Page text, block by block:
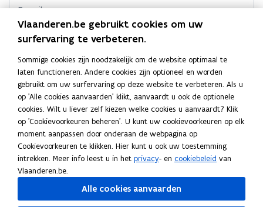
p
p
e
n
i
n
n
i
e
u
w
v
e
n
k
n
a
r
l
e
m
b
o
r
n
t
n
n
i
e
u
w
v
e
n
s
e
E-mail
communicatie.dkbuza@vlaanderen.be
Departement Kanselarij en Buitenlandse Zaken
Communicatie en Marketing
Marie-Elisabeth Belpairegebouw
Simon Bolivarlaan 17, 1000 Brussel, België
Routeplanner
p
e
n
t
i
n
Postadres
Departement Kanselarij en Buitenlandse Zaken
Communicatie en Marketing
Koning Albert II laan 15 bus 207, 1210 Brussel, België
Vlaanderen.be gebruikt cookies om uw
surfervaring te verbeteren.
Sommige cookies zijn noodzakelijk om de website optimaal te
laten functioneren. Andere cookies zijn optioneel en worden
gebruikt om uw surfervaring op deze website te verbeteren. Als u
op 'Alle cookies aanvaarden' klikt, aanvaardt u ook de optionele
cookies. Wilt u liever zelf kiezen welke cookies u aanvaardt? Klik
op 'Cookievoorkeuren beheren'. U kunt uw cookievoorkeuren op elk
moment aanpassen door onderaan de webpagina op
Cookievoorkeuren te klikken. Hier kunt u ook uw toestemming
intrekken. Meer info leest u in het privacy- en cookiebeleid van
Vlaanderen.be.
Alle cookies aanvaarden